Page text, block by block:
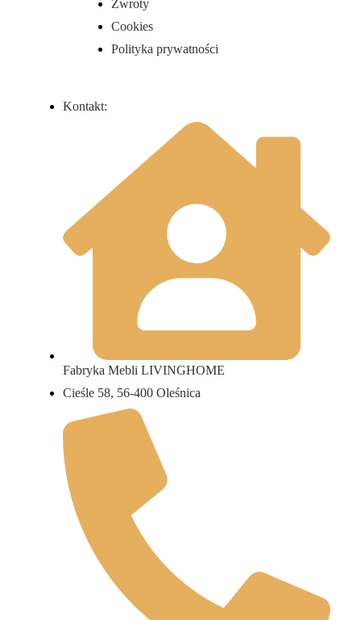
Zwroty
Cookies
Polityka prywatności
Kontakt:
Fabryka Mebli LIVINGHOME
Cieśle 58, 56-400 Oleśnica